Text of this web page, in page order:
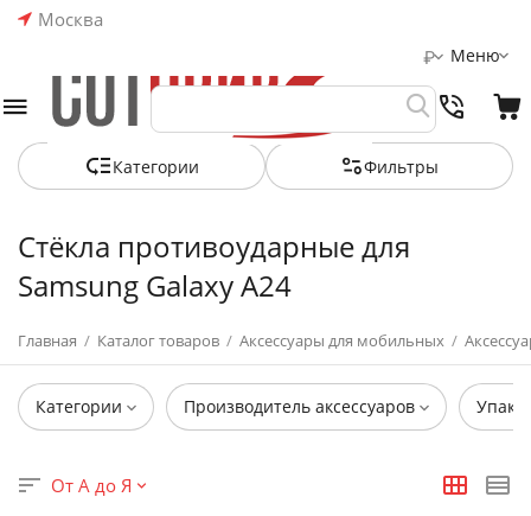
Москва
Меню
₽
Категории Фильтры
Стёкла противоударные для
Samsung Galaxy A24
Главная / Каталог товаров / Аксессуары для мобильных /
Категории Производитель аксессуаров
От А до Я